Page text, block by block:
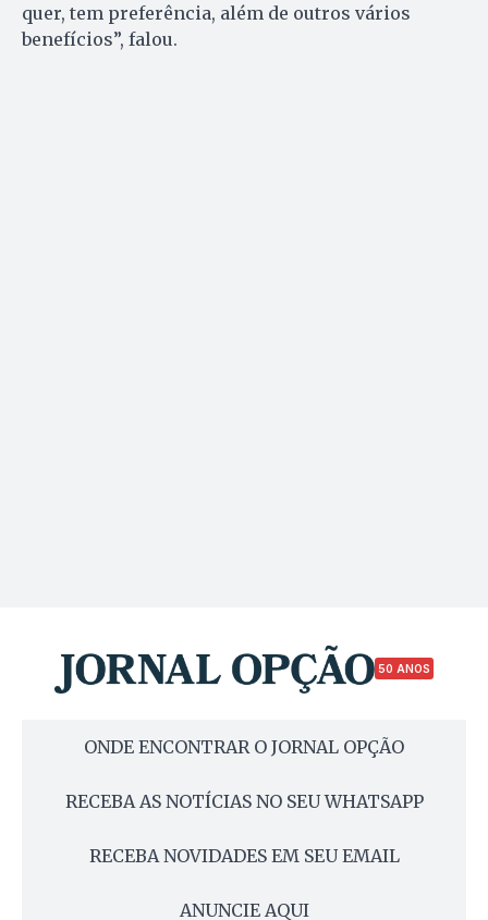
quer, tem preferência, além de outros vários
benefícios”, falou.
50 ANOS
ONDE ENCONTRAR O JORNAL OPÇÃO
RECEBA AS NOTÍCIAS NO SEU WHATSAPP
RECEBA NOVIDADES EM SEU EMAIL
ANUNCIE AQUI